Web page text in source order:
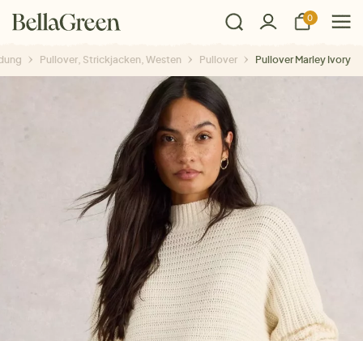
0
Pullover, Strickjacken, Westen Pullover Pullover Marley Ivory